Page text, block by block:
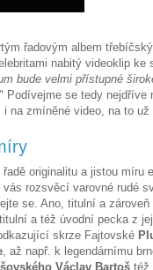
řadovým albem
nabitý videoklip ke
bude velmi přístupné
" Podívejme se tedy nejdříve
na zmíněné video, na to
originalitu a jistou míru
rozsvěcí varovné rudé
se. Ano, titulní a
a též úvodní pecka z
skrze Fajtovské
, až např. k legendárnímu
Václav Bartoš též